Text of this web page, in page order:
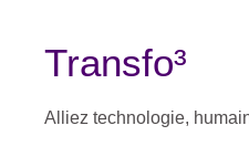
Transfo³
Alliez technologie,